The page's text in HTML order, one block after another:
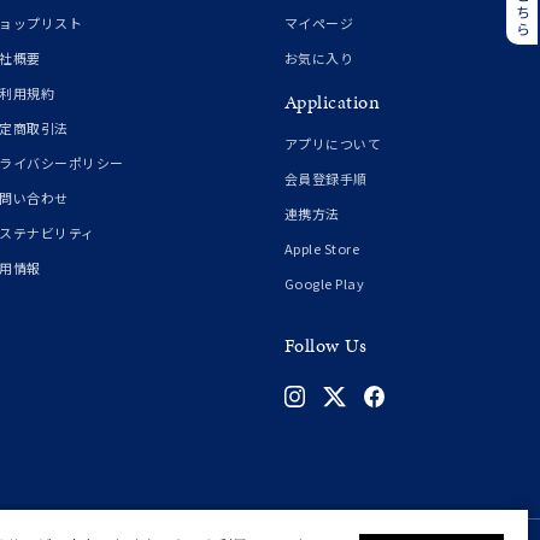
生石
誕生石
ムーン
イエロー
ップリスト
概要
用規約
商取引法
イバシーポリシー
い合わせ
テナビリティ
情報
マイページ
お気に入り
Application
アプリについて
会員登録手順
連携方法
Apple Store
Google Play
Follow Us